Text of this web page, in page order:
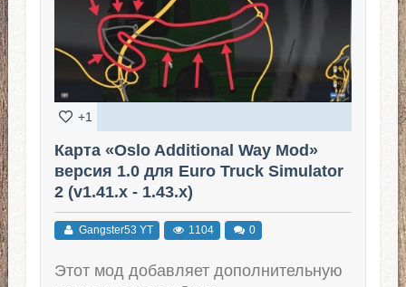
+1
Карта «Oslo Additional Way Mod»
версия 1.0 для Euro Truck Simulator
2 (v1.41.x - 1.43.x)
Gangster53 YT 1104 0
Этот мод добавляет дополнительную